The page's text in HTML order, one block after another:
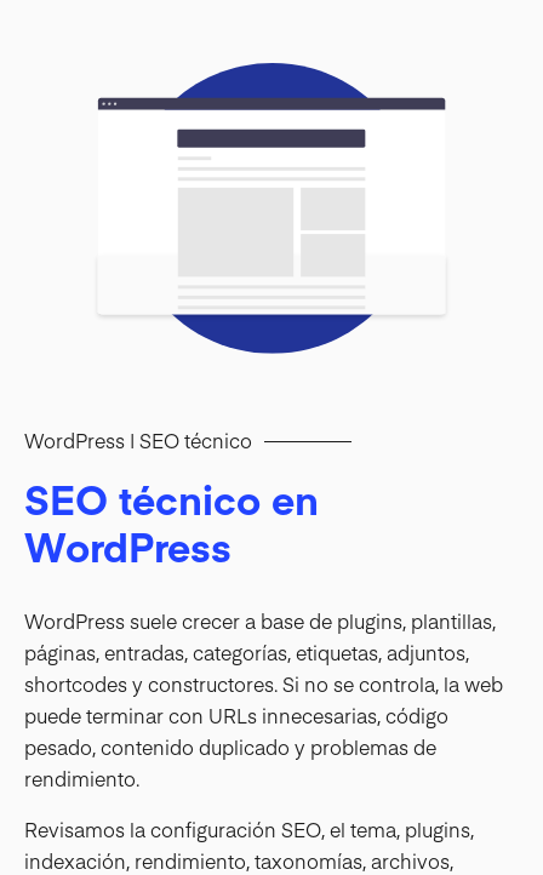
WordPress | SEO técnico
SEO técnico en
WordPress
WordPress suele crecer a base de plugins, plantillas,
páginas, entradas, categorías, etiquetas, adjuntos,
shortcodes y constructores. Si no se controla, la web
puede terminar con URLs innecesarias, código
pesado, contenido duplicado y problemas de
rendimiento.
Revisamos la configuración SEO, el tema, plugins,
indexación, rendimiento, taxonomías, archivos,